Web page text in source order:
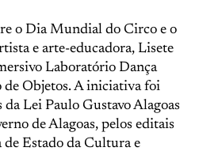
o Dia Mundial do Circo e o
e arte-educadora, Lisete
Laboratório Dança
Objetos. A iniciativa foi
Lei Paulo Gustavo Alagoas
de Alagoas, pelos editais
de Estado da Cultura e